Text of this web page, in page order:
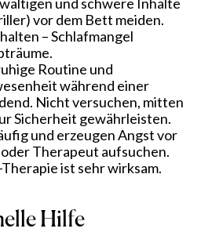
vor dem Bett meiden.
– Schlafmangel
Routine und
während einer
Nicht versuchen, mitten
Sicherheit gewährleisten.
und erzeugen Angst vor
Therapeut aufsuchen.
ist sehr wirksam.
Hilfe